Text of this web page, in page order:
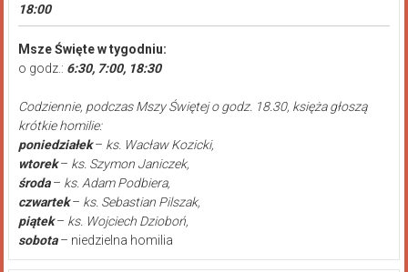
18:00
Msze Święte w tygodniu:
o godz.: 6:30, 7:00, 18:30
Codziennie, podczas Mszy Świętej o godz. 18.30, księża głoszą
krótkie homilie:
poniedziałek– ks. Wacław Kozicki,
wtorek– ks. Szymon Janiczek,
środa– ks. Adam Podbiera,
czwartek– ks. Sebastian Pilszak,
piątek– ks. Wojciech Dzioboń,
sobota– niedzielna homilia